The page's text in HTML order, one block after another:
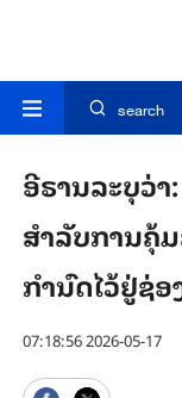
search
ອີຣານລະບຸວ່າ
ສຳລັບການຄຸ້
ກຳນົດໄວ້ຢູ່ຊ່
07:18:56 2026-05-17